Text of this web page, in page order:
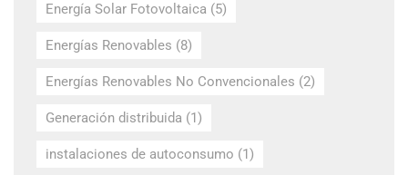
Energía Solar Fotovoltaica (5)
Energías Renovables (8)
Energías Renovables No Convencionales (2)
Generación distribuida (1)
instalaciones de autoconsumo (1)